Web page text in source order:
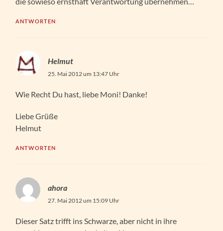
ANTWORTEN
Helmut
25. Mai 2012 um 13:47 Uhr
Wie Recht Du hast, liebe Moni! Danke!
Liebe Grüße
Helmut
ANTWORTEN
ahora
27. Mai 2012 um 15:09 Uhr
Dieser Satz trifft ins Schwarze, aber nicht in ihre